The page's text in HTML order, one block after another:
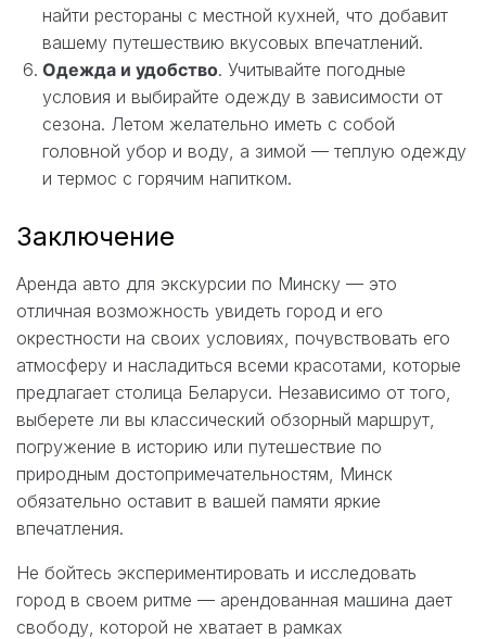
найти рестораны с местной кухней, что добавит
вашему путешествию вкусовых впечатлений.
Одежда и удобство. Учитывайте погодные
условия и выбирайте одежду в зависимости от
сезона. Летом желательно иметь с собой
головной убор и воду, а зимой — теплую одежду
и термос с горячим напитком.
Заключение
Аренда авто для экскурсии по Минску — это
отличная возможность увидеть город и его
окрестности на своих условиях, почувствовать его
атмосферу и насладиться всеми красотами, которые
предлагает столица Беларуси. Независимо от того,
выберете ли вы классический обзорный маршрут,
погружение в историю или путешествие по
природным достопримечательностям, Минск
обязательно оставит в вашей памяти яркие
впечатления.
Не бойтесь экспериментировать и исследовать
город в своем ритме — арендованная машина дает
свободу, которой не хватает в рамках